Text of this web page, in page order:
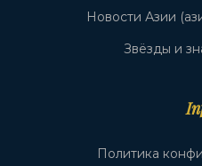
Новости Азии
Звёзды и
Политика